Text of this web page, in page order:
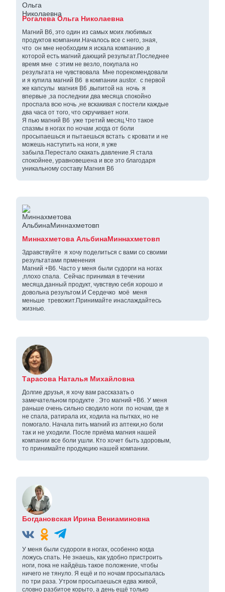
Рогалева Ольга Николаевна
Магний В6, это один из самых моих любимых
продуктов компании.Началось все с него, зная,
что он мне необходим я искала компанию ,в
которой есть магний дающий результат.Последнее
время мне с этим не везло, покупала но
результата не чувствовала Мне порекомендовали
и я купила магний В6 в компании austor. с первой
же капсулы магния В6 ,выпитой на ночь я
впервые ,за последнии два месяца спокойно
проспала всю ночь ,не вскакивая с постели каждые
два часа от того, что скручивает ноги.
Я пью магний В6 уже третий месяц.Что такое
спазмы в ногах по ночам ,когда от боли
просыпаешься и пытаешься встать с кровати и не
можешь наступить на ноги, я уже
забыла.Перестало скакать давление.Я стала
спокойнее, уравновешена и все это благодаря
уникальному составу Магния В6
Миннахметова АльбинаМиннахметовп
Здравствуйте я хочу поделиться с вами со своими
результатами прменения
Магний +В6. Часто у меня были судорги на ногах
,плохо спала. Сейчас принимая в течении
месяца,данный продукт, чувствую себя хорошо и
довольна результом.И Сердечко моё меня
меньше тревожит.Принимайте инаслаждайтесь
жизнью.
Тарасова Наталья Михайловна
Долгие друзья, я хочу вам рассказать о
замечательном продукте . Это магний +В6. У меня
раньше очень сильно сводило ноги по ночам, где я
не спала, ратирала их, ходила на пытках, но не
помогало. Начала пить магний из аптеки,но боли
так и не уходили. После приёма магния нашей
компании все боли ушли. Кто хочет быть здоровым,
то принимайте продукцию нашей компании.
Богдановская Ирина Вениаминовна
У меня были судороги в ногах, особенно когда
ложусь спать. Не знаешь, как удобно пристроить
ноги, пока не найдёшь такое положение, чтобы
ничего не тянуло. Я ещё и по ночам просыпалась
по три раза. Утром просыпаешься едва живой,
словно разбитое корыто, а день ещё только